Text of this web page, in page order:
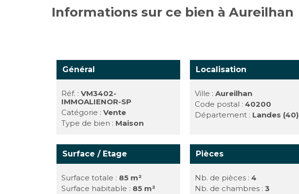
Informations sur ce bien à Aureilhan
Général
Réf. :VM3402-
IMMOALIENOR-SP
Catégorie :Vente
Type de bien : Maison
Localisation
Ville :Aureilhan
Code postal :40200
Département : Landes (40)
Surface / Etage
Surface totale : 85 m²
Surface habitable : 85 m²
Pièces
Nb. de pièces :4
Nb. de chambres :3